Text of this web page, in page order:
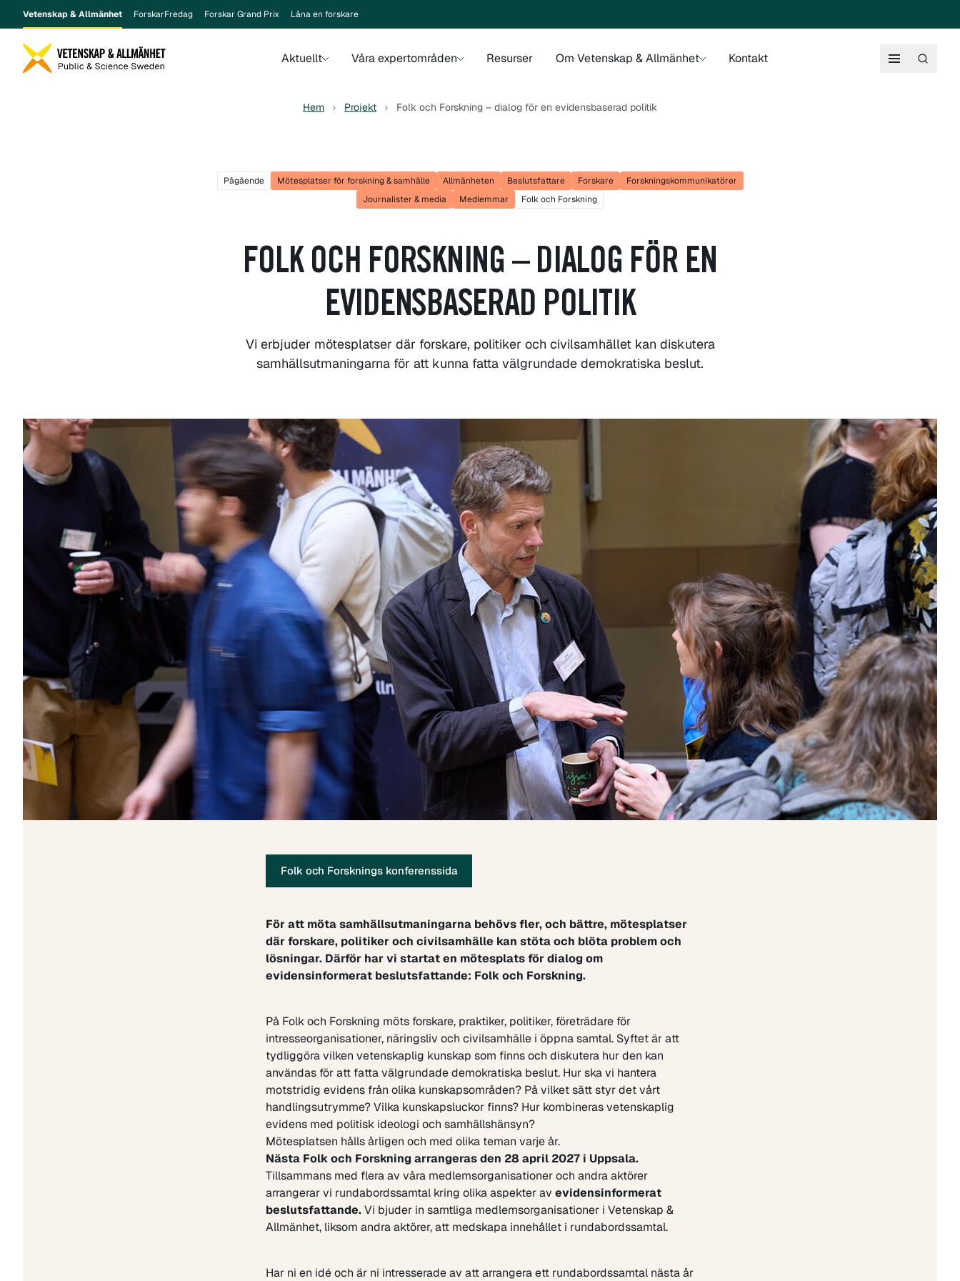
Vetenskap & Allmänhet ForskarFredag Forskar Grand Prix Låna en forskare
Aktuellt Våra expertområden Resurser Om Vetenskap & Allmänhet Kontakt
Hem Projekt Folk och Forskning – dialog för en evidensbaserad politik
Pågående Mötesplatser för forskning & samhälle Allmänheten Beslutsfattare Forskare
Forskningskommunikatörer
Journalister & media
Medlemmar Folk och Forskning
FOLK OCH FORSKNING – DIALOG FÖR EN
EVIDENSBASERAD POLITIK
Vi erbjuder mötesplatser där forskare, politiker och civilsamhället kan diskutera
samhällsutmaningarna för att kunna fatta välgrundade demokratiska beslut.
Folk och Forsknings konferenssida
För att möta samhällsutmaningarna behövs fler, och bättre, mötesplatser
där forskare, politiker och civilsamhälle kan stöta och blöta problem och
lösningar. Därför har vi startat en mötesplats för dialog om
evidensinformerat beslutsfattande: Folk och Forskning.
På Folk och Forskning möts forskare, praktiker, politiker, företrädare för
intresseorganisationer, näringsliv och civilsamhälle i öppna samtal. Syftet är att
tydliggöra vilken vetenskaplig kunskap som finns och diskutera hur den kan
användas för att fatta välgrundade demokratiska beslut. Hur ska vi hantera
motstridig evidens från olika kunskapsområden? På vilket sätt styr det vårt
handlingsutrymme? Vilka kunskapsluckor finns? Hur kombineras vetenskaplig
evidens med politisk ideologi och samhällshänsyn?
Mötesplatsen hålls årligen och med olika teman varje år.
Nästa Folk och Forskning arrangeras den 28 april 2027 i Uppsala.
Tillsammans med flera av våra medlemsorganisationer och andra aktörer
arrangerar vi rundabordssamtal kring olika aspekter av evidensinformerat
beslutsfattande.Vi bjuder in samtliga medlemsorganisationer i Vetenskap &
Allmänhet, liksom andra aktörer, att medskapa innehållet i rundabordssamtal.
Har ni en idé och är ni intresserade av att arrangera ett rundabordssamtal nästa år